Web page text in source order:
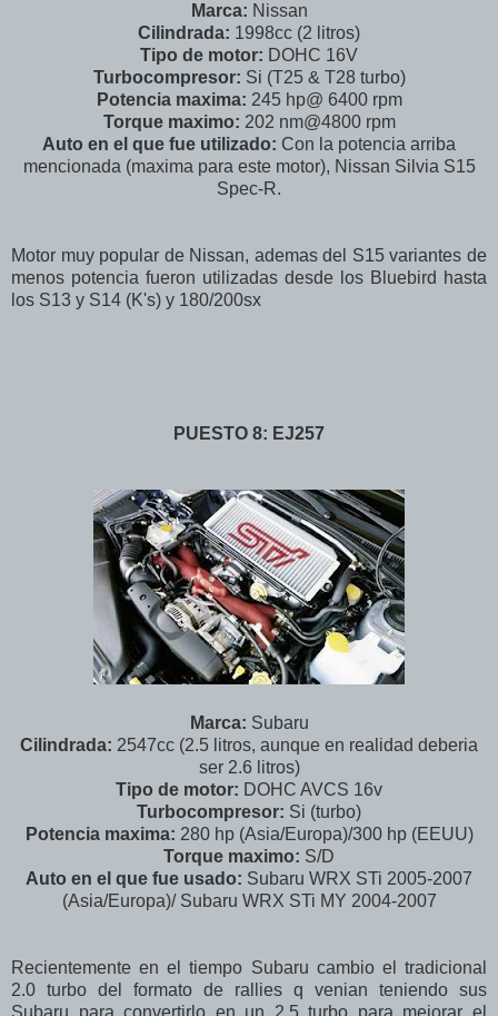
Marca: Nissan
Cilindrada: 1998cc (2 litros)
Tipo de motor: DOHC 16V
Turbocompresor: Si (T25 & T28 turbo)
Potencia maxima: 245 hp@ 6400 rpm
Torque maximo: 202 nm@4800 rpm
Auto en el que fue utilizado: Con la potencia arriba
mencionada (maxima para este motor), Nissan Silvia S15
Spec-R.
Motor muy popular de Nissan, ademas del S15 variantes de
menos potencia fueron utilizadas desde los Bluebird hasta
los S13 y S14 (K's) y 180/200sx
PUESTO 8: EJ257
Marca: Subaru
Cilindrada: 2547cc (2.5 litros, aunque en realidad deberia
ser 2.6 litros)
Tipo de motor: DOHC AVCS 16v
Turbocompresor: Si (turbo)
Potencia maxima: 280 hp (Asia/Europa)/300 hp (EEUU)
Torque maximo: S/D
Auto en el que fue usado: Subaru WRX STi 2005-2007
(Asia/Europa)/ Subaru WRX STi MY 2004-2007
Recientemente en el tiempo Subaru cambio el tradicional
2.0 turbo del formato de rallies q venian teniendo sus